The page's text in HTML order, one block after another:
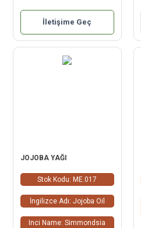
İletişime Geç
JOJOBA YAĞI
Stok Kodu: ME.017
İngilizce Adı: Jojoba Oil
Inci Name: Simmondsia